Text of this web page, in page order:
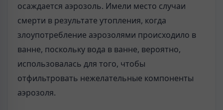
осаждается аэрозоль. Имели место случаи
смерти в результате утопления, когда
злоупотребление аэрозолями происходило в
ванне, поскольку вода в ванне, вероятно,
использовалась для того, чтобы
отфильтровать нежела­тельные компоненты
аэрозоля.